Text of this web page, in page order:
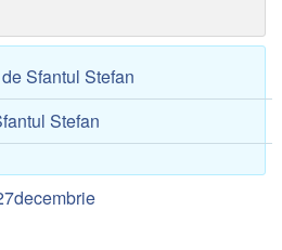
Sfantul Stefan
Stefan